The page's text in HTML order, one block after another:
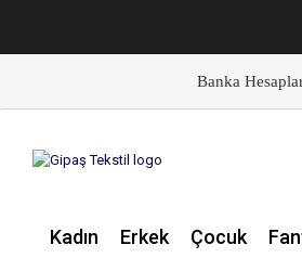
Banka
Kadın Erkek Çocuk